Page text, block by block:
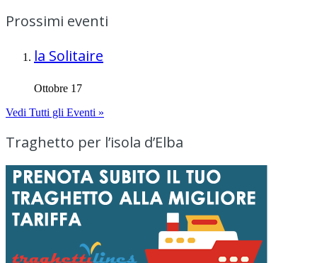
Prossimi eventi
la Solitaire
Ottobre 17
Vedi Tutti gli Eventi »
Traghetto per l’isola d’Elba